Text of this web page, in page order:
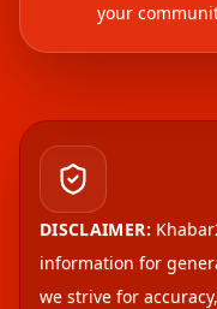
your
DISCLAIMER:
information for
we strive for